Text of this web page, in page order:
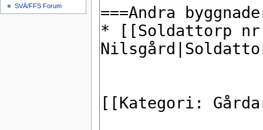
SVÄ/FFS Forum